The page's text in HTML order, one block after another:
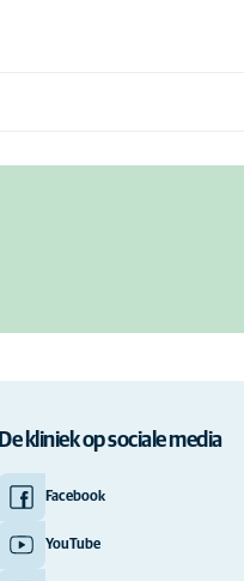
De kliniek op sociale media
Facebook
YouTube